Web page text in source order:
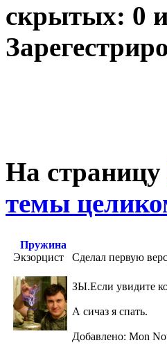
скрытых: 0 и
На страницу
темы
Пружина
Экзорцист
Сделал первую
ЗЫ.Если увидите
А сичаз я спать.
Добавлено: Mon